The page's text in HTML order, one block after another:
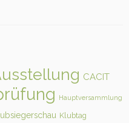
CACIT
Hauptversammlung
Klubtag